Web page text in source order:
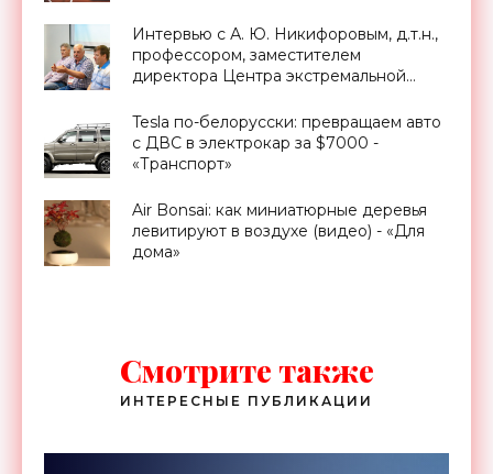
Интервью с А. Ю. Никифоровым, д.т.н.,
профессором, заместителем
директора Центра экстремальной
МИФИ - «Смартфоны»
Tesla по-белорусски: превращаем авто
с ДВС в электрокар за $7000 -
«Транспорт»
Air Bonsai: как миниатюрные деревья
левитируют в воздухе (видео) - «Для
дома»
Смотрите также
ИНТЕРЕСНЫЕ ПУБЛИКАЦИИ